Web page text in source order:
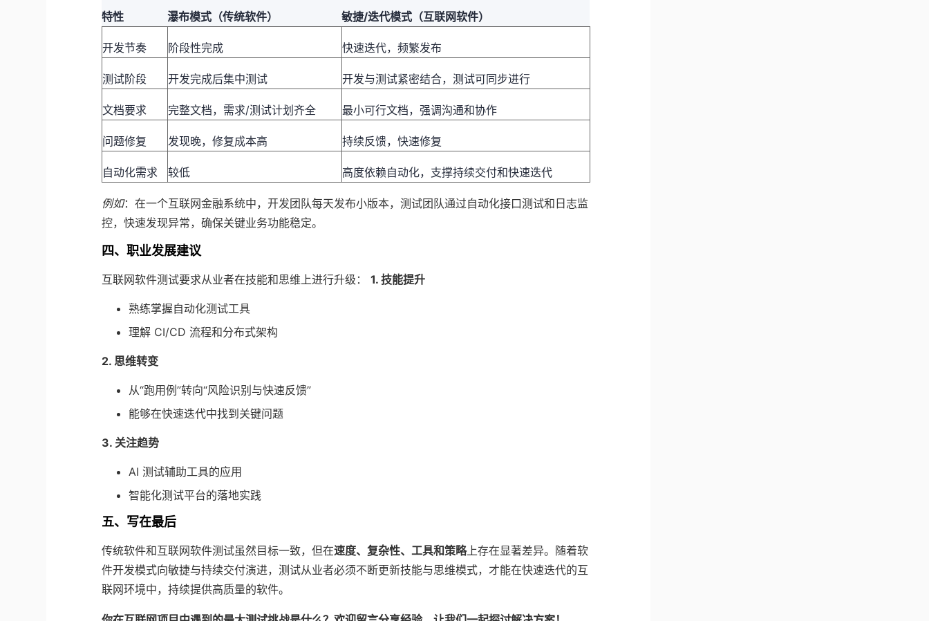
特性 瀑布模式（传统软件） 敏捷/迭代模式（互联网软件）
开发节奏 阶段性完成 快速迭代，频繁发布
测试阶段 开发完成后集中测试 开发与测试紧密结合，测试可同步进行
文档要求 完整文档，需求/测试计划齐全 最小可行文档，强调沟通和协作
问题修复 发现晚，修复成本高 持续反馈，快速修复
自动化需求 较低 高度依赖自动化，支撑持续交付和快速迭代
例如：在一个互联网金融系统中，开发团队每天发布小版本，测试团队通过自动化接口测试和日志监
控，快速发现异常，确保关键业务功能稳定。
四、职业发展建议
互联网软件测试要求从业者在技能和思维上进行升级：1. 技能提升
熟练掌握自动化测试工具
理解 CI/CD 流程和分布式架构
2. 思维转变
从“跑用例”转向“风险识别与快速反馈”
能够在快速迭代中找到关键问题
3. 关注趋势
AI 测试辅助工具的应用
智能化测试平台的落地实践
五、写在最后
传统软件和互联网软件测试虽然目标一致，但在速度、复杂性、工具和策略上存在显著差异。随着软
件开发模式向敏捷与持续交付演进，测试从业者必须不断更新技能与思维模式，才能在快速迭代的互
联网环境中，持续提供高质量的软件。